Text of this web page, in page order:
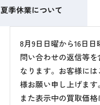
夏季休業について
8月9日日曜から16日
問い合わせの返信等
なります。お客様に
様お願い申し上げます
また表示中の買取価